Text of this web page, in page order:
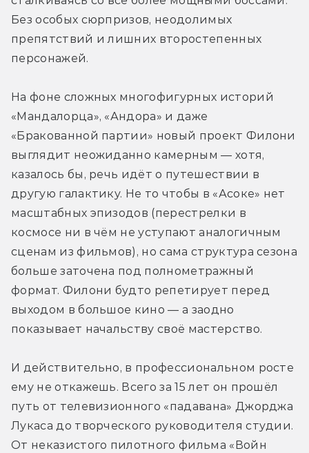
Без особых сюрпризов, неодолимых
препятствий и лишних второстепенных
персонажей.
На фоне сложных многофигурных историй
«Мандалорца», «Андора» и даже
«Бракованной партии» новый проект Филони
выглядит неожиданно камерным — хотя,
казалось бы, речь идёт о путешествии в
другую галактику. Не то чтобы в «Асоке» нет
масштабных эпизодов (перестрелки в
космосе ни в чём не уступают аналогичным
сценам из фильмов), но сама структура сезона
больше заточена под полнометражный
формат. Филони будто репетирует перед
выходом в большое кино — а заодно
показывает начальству своё мастерство.
И действительно, в профессиональном росте
ему не откажешь. Всего за 15 лет он прошёл
путь от телевизионного «падавана» Джорджа
Лукаса до творческого руководителя студии.
От неказистого пилотного фильма «Войн